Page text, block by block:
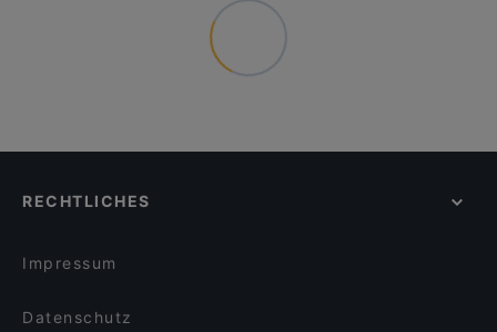
RECHTLICHES
Impressum
Datenschutz